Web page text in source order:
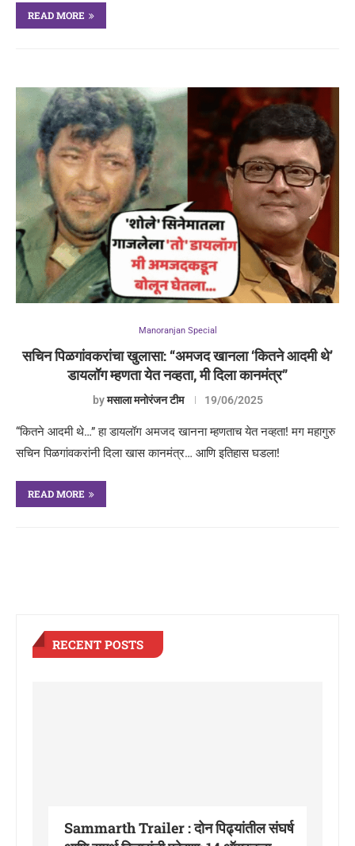
READ MORE
Manoranjan Special
सचिन पिळगांवकरांचा खुलासा: “अमजद खानला ‘कितने आदमी थे’
डायलॉग म्हणता येत नव्हता, मी दिला कानमंत्र”
byमसाला मनोरंजन टीम 19/06/2025
“कितने आदमी थे…” हा डायलॉग अमजद खानना म्हणताच येत नव्हता! मग महागुरु
सचिन पिळगांवकरांनी दिला खास कानमंत्र… आणि इतिहास घडला!
READ MORE
RECENT POSTS
Sammarth Trailer : दोन पिढ्यांतील संघर्ष